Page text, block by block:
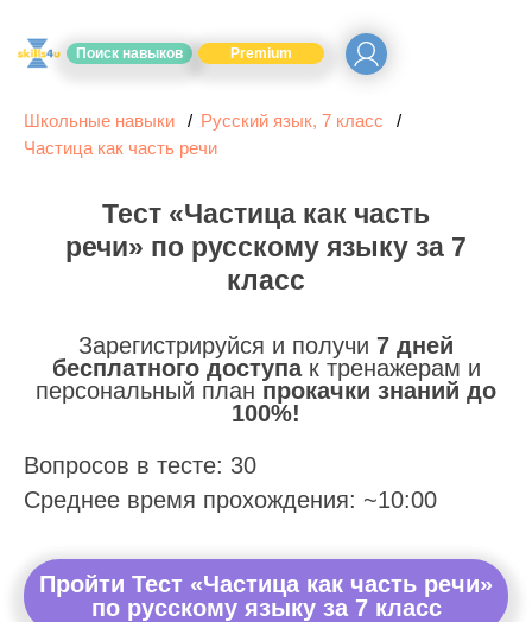
Поиск навыков Premium
Школьные навыки
Русский язык, 7 класс
Частица как часть речи
Тест «Частица как часть
речи» по русскому языку за 7
класс
Зарегистрируйся и получи 7 дней
бесплатного доступак тренажерам и
персональный план прокачки знаний до
100%!
Вопросов в тесте: 30
Среднее время прохождения: ~10:00
Пройти Тест «Частица как часть речи»
по русскому языку за 7 класс